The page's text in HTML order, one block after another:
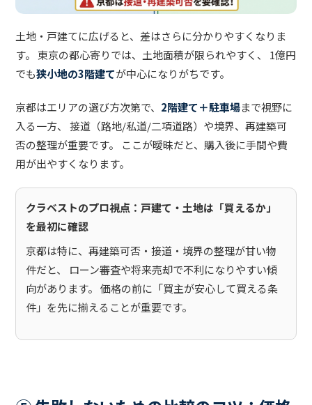
土地・戸建てに広げると、差はさらに分かりやすくなりま
す。 東京の都心寄りでは、土地面積が限られやすく、 1億円
でも狭小地の3階建てが中心になりがちです。
京都はエリアの選び方次第で、 2階建て＋駐車場まで視野に
入る一方、 接道（路地/私道/二項道路）や境界、再建築可
否の整理が重要です。 ここが曖昧だと、購入後に手間や費
用が出やすくなります。
クラベストのプロ視点：戸建て・土地は「買えるか」
を最初に確認
京都は特に、再建築可否・接道・境界の整理が甘い物
件だと、 ローン審査や将来売却で不利になりやすい傾
向があります。 価格の前に「買主が安心して買える条
件」を先に揃えることが重要です。